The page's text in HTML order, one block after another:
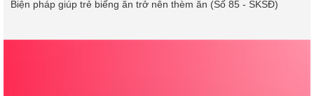
Biện pháp giúp trẻ biếng ăn trở nên thèm ăn (Số 85 - SKSĐ)